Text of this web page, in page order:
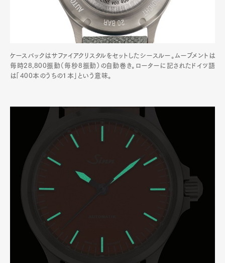
ケースバックはサファイアクリスタルをセットしたシースルー。ムーブメントは
毎時28,800振動（毎秒8振動）の自動巻き。ローターに記されたドイツ語
は「400本のうちの１本」という意味。